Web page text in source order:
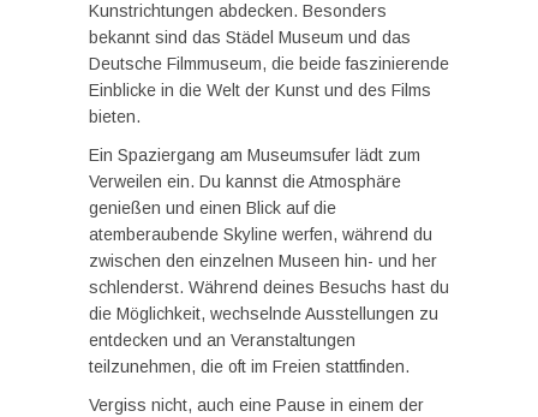
Kunstrichtungen abdecken. Besonders
bekannt sind das Städel Museum und das
Deutsche Filmmuseum, die beide faszinierende
Einblicke in die Welt der Kunst und des Films
bieten.
Ein Spaziergang am Museumsufer lädt zum
Verweilen ein. Du kannst die Atmosphäre
genießen und einen Blick auf die
atemberaubende Skyline werfen, während du
zwischen den einzelnen Museen hin- und her
schlenderst. Während deines Besuchs hast du
die Möglichkeit, wechselnde Ausstellungen zu
entdecken und an Veranstaltungen
teilzunehmen, die oft im Freien stattfinden.
Vergiss nicht, auch eine Pause in einem der